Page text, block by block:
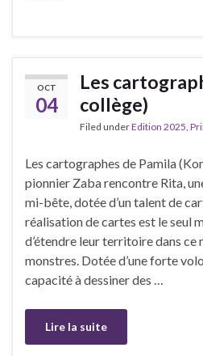
OCT
04
Les
collège)
Filed underEdition 2025
Les cartographes de Pamila
pionnier Zaba rencontre Rita,
mi-bête, dotée d’un talent de
réalisation de cartes est le seul
d’étendre leur territoire dans ce
monstres. Dotée d’une forte
capacité à dessiner des …
Lire la suite